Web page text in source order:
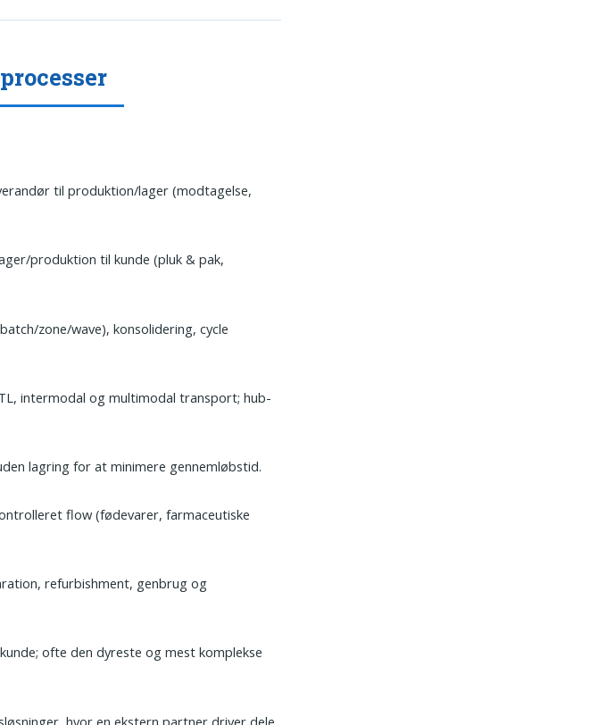
til produktion/lager (modtagelse,
produktion til kunde (pluk & pak,
zone/wave), konsolidering, cycle
intermodal og multimodal transport; hub-
lagring for at minimere gennemløbstid.
flow (fødevarer, farmaceutiske
refurbishment, genbrug og
ofte den dyreste og mest komplekse
hvor en ekstern partner driver dele